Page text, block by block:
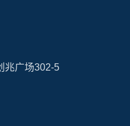
兆广场302-5